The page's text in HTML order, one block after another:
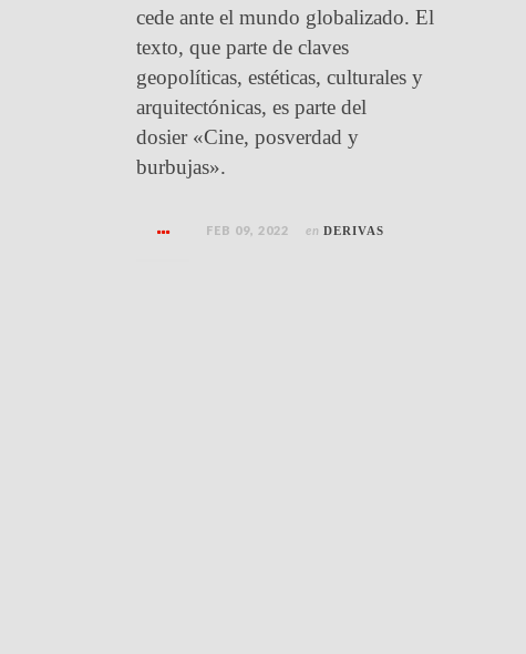
cede ante el mundo globalizado. El
texto, que parte de claves
geopolíticas, estéticas, culturales y
arquitectónicas, es parte del
dosier «Cine, posverdad y
burbujas».
FEB 09, 2022 en DERIVAS